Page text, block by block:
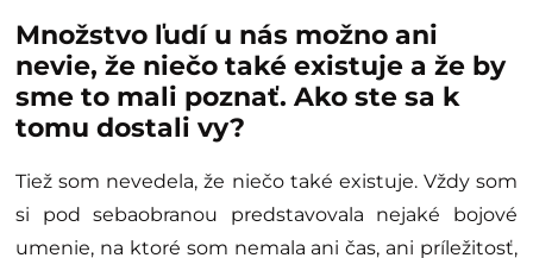
Množstvo ľudí u nás možno ani
nevie, že niečo také existuje a že by
sme to mali poznať. Ako ste sa k
tomu dostali vy?
Tiež som nevedela, že niečo také existuje. Vždy som
si pod sebaobranou predstavovala nejaké bojové
umenie, na ktoré som nemala ani čas, ani príležitosť,